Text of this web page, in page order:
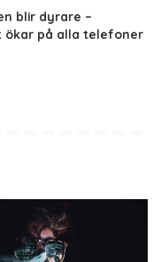
blir dyrare –
på alla telefoner